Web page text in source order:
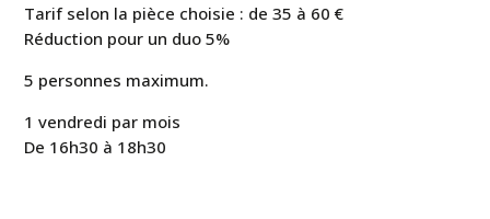
Tarif selon la pièce choisie : de 35 à 60 €
Réduction pour un duo 5%
5 personnes maximum.
1 vendredi par mois
De 16h30 à 18h30